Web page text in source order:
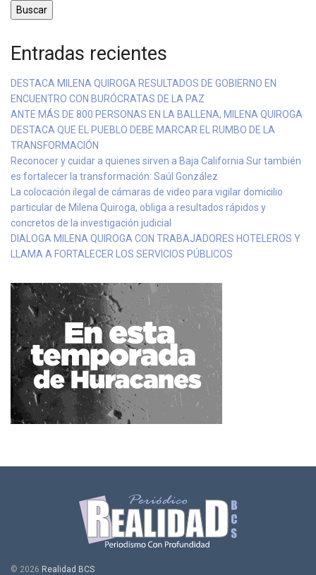
Buscar
Entradas recientes
DESTACA MILENA QUIROGA RESULTADOS DE GOBIERNO EN
ENCUENTRO CON BURÓCRATAS DE LA PAZ
ANTE MÁS DE 800 PERSONAS EN LA BALLENA, MILENA QUIROGA
DESTACA QUE EL PUEBLO DEBE MARCAR EL RUMBO DE LA
TRANSFORMACIÓN
Reconocer y cuidar a quienes sirven a Baja California Sur también
es fortalecer la transformación: Saúl González
La colocación ilegal de cámaras de video para vigilar domicilio
particular de Milena Quiroga, obliga a resultados rápidos y
concretos de la investigación judicial
DIALOGA MILENA QUIROGA CON TRABAJADORES HOTELEROS Y
LLAMA A FORTALECER LOS SERVICIOS PÚBLICOS
© 2026 Realidad BCS